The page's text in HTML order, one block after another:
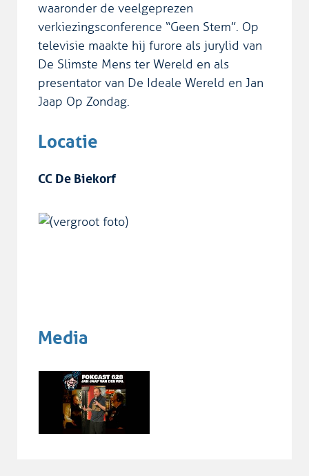
waaronder de veelgeprezen
verkiezingsconference “Geen Stem”. Op
televisie maakte hij furore als jurylid van
De Slimste Mens ter Wereld en als
presentator van De Ideale Wereld en Jan
Jaap Op Zondag.
Locatie
CC De Biekorf
Media